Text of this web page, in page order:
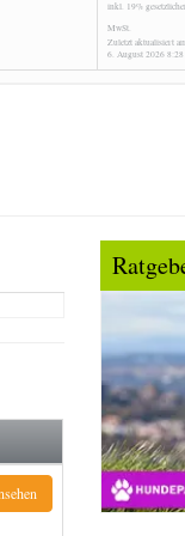
inkl. 19% gesetzlicher
MwSt.
Zuletzt aktualisiert
6. August 2026 8:28